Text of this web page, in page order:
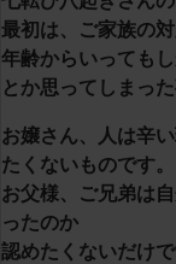
最初は、ご家族の
年齢からいっても
とか思ってしまっ
お嬢さん、人は辛
たくないものです。
お父様、ご兄弟は
ったのか
認めたくないだけ